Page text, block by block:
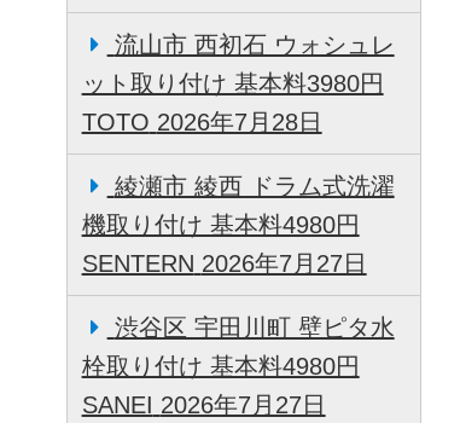
流山市 西初石 ウォシュレ
ット取り付け 基本料3980円
TOTO 2026年7月28日
綾瀬市 綾西 ドラム式洗濯
機取り付け 基本料4980円
SENTERN 2026年7月27日
渋谷区 宇田川町 壁ピタ水
栓取り付け 基本料4980円
SANEI 2026年7月27日